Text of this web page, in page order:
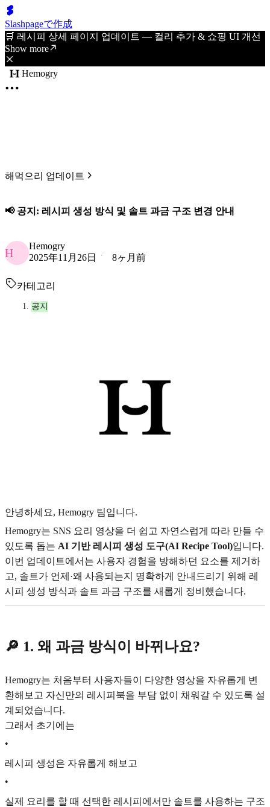
Slashpageで作成
🛒 레시피 상세 페이지 업데이트 — 컬리 추가 & 쇼핑 UI 개선
Show more
Hemogry
해먹으리 업데이트
📢 공지: 레시피 생성 방식 및 솔트 과금 구조 변경 안내
H
Hemogry
2025年11月26日
8ヶ月前
카테고리
공지
안녕하세요, Hemogry 팀입니다.
Hemogry는 SNS 요리 영상을 더 쉽고 자연스럽게 따라 만들 수
있도록 돕는 AI 기반 레시피 생성 도구(AI Recipe Tool)입니다.
이번 업데이트에서는 사용자 경험을 방해하던 요소를 제거하
고, 솔트가 언제·왜 사용되는지 명확하게 안내드리기 위해 레
시피 생성 방식과 솔트 과금 구조를 새롭게 정비했습니다.
🔎 1. 왜 과금 방식이 바뀌나요?
Hemogry는 처음부터 사용자들이 다양한 영상을 자유롭게 변
환해보고 자신만의 레시피북을 부담 없이 채워갈 수 있도록 설
계되었습니다.
그래서 초기에는
•
레시피 생성은 자유롭게 해보고
•
실제 요리를 할 때 선택한 레시피에서만 솔트를 사용하는 구조